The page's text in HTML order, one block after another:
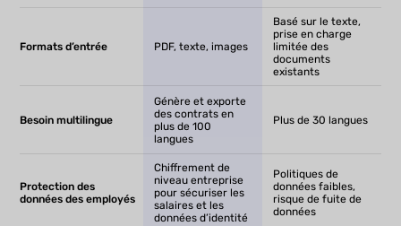
Formats d’entrée PDF, texte, images
Basé sur le texte,
prise en charge
limitée des
documents
existants
Besoin multilingue
Génère et exporte
des contrats en
plus de 100
langues
Plus de 30 langues
Protection des
données des employés
Chiffrement de
niveau entreprise
pour sécuriser les
salaires et les
données d’identité
Politiques de
données faibles,
risque de fuite de
données